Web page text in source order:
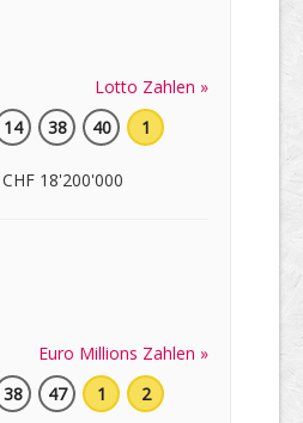
Lotto Zahlen »
14 38 40 1
18'200'000
Euro Millions Zahlen »
38 47 1 2